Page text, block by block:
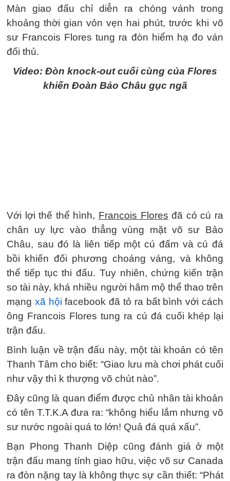
Màn giao đấu chỉ diễn ra chóng vánh trong
khoảng thời gian vỏn vẹn hai phút, trước khi võ
sư Francois Flores tung ra đòn hiểm hạ đo ván
đối thủ.
Video: Đòn knock-out cuối cùng của Flores
khiến Đoàn Bảo Châu gục ngã
Với lợi thế thể hình, Francois Flores đã có cú ra
chân uy lực vào thẳng vùng mặt võ sư Bảo
Châu, sau đó là liên tiếp một cú đấm và cú đá
bồi khiến đối phương choáng váng, và không
thể tiếp tục thi đấu. Tuy nhiên, chứng kiến trận
so tài này, khá nhiều người hâm mộ thể thao trên
mạng xã hội facebook đã tỏ ra bất bình với cách
ông Francois Flores tung ra cú đá cuối khép lại
trận đấu.
Bình luận về trận đấu này, một tài khoản có tên
Thanh Tâm cho biết: “Giao lưu mà chơi phát cuối
như vậy thì k thượng võ chút nào”.
Đây cũng là quan điểm được chủ nhân tài khoản
có tên T.T.K.A đưa ra: “không hiểu lắm nhưng võ
sư nước ngoài quá to lớn! Quả đá quá xấu”.
Bạn Phong Thanh Diệp cũng đánh giá ở một
trận đấu mang tính giao hữu, việc võ sư Canada
ra đòn nặng tay là không thực sự cần thiết: “Phát